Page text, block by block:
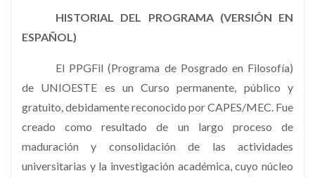
HISTORIAL DEL PROGRAMA (VERSIÓN EN
ESPAÑOL)
El PPGFil (Programa de Posgrado en Filosofía)
de UNIOESTE es un Curso permanente, público y
gratuito, debidamente reconocido por CAPES/MEC. Fue
creado como resultado de un largo proceso de
maduración y consolidación de las actividades
universitarias y la investigación académica, cuyo núcleo